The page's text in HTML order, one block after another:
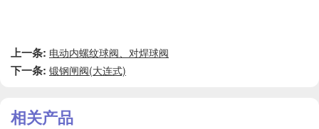
上一条: 电动内螺纹球阀、对焊球阀
下一条: 锻钢闸阀(大连式)
相关产品